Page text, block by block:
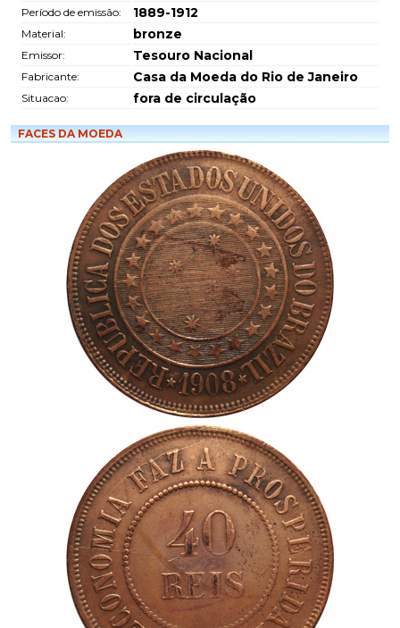
Período de emissão: 1889-1912
Material: bronze
Emissor: Tesouro Nacional
Fabricante: Casa da Moeda do Rio de Janeiro
Situacao: fora de circulação
FACES DA MOEDA